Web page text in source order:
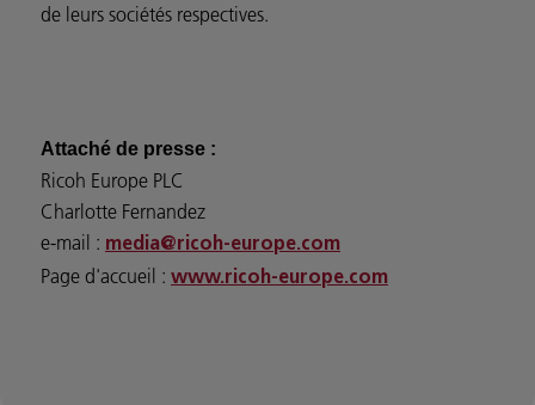
de leurs sociétés respectives.
Attaché de presse :
Ricoh Europe PLC
Charlotte Fernandez
e-mail : media@ricoh-europe.com
Page d'accueil : www.ricoh-europe.com